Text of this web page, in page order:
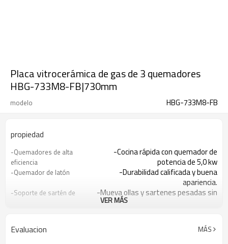
Placa vitrocerámica de gas de 3 quemadores
HBG-733M8-FB|730mm
modelo HBG-733M8-FB
propiedad
-Quemadores de alta
eficiencia
-Cocina rápida con quemador de
potencia de 5,0 kw
-Quemador de latón
-Durabilidad calificada y buena
apariencia.
-Soporte de sartén de
-Mueva ollas y sartenes pesadas sin
fácilmente.
- Encendido con una mano
-El encendedor integrado facilita
VER MÁS
Evaluacion MÁS